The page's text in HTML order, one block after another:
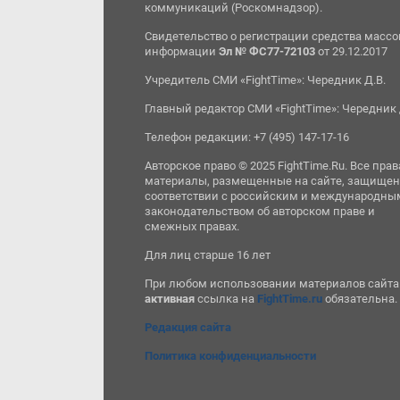
коммуникаций (Роскомнадзор).
Свидетельство о регистрации средства
информацииЭл № ФС77-72103 от 29.12.2017
Учредитель СМИ «FightTime»: Чередник Д.В.
Главный редактор СМИ «FightTime»: Чередник
Телефон редакции: +7 (495) 147-17-16
Авторское право © 2025 FightTime.Ru. Все
материалы, размещенные на сайте,
соответствии с российским и
законодательством об авторском праве и
смежных правах.
Для лиц старше 16 лет
При любом использовании материалов сайта
активная ссылка на FightTime.ru обязательна.
Редакция сайта
Политика конфиденциальности